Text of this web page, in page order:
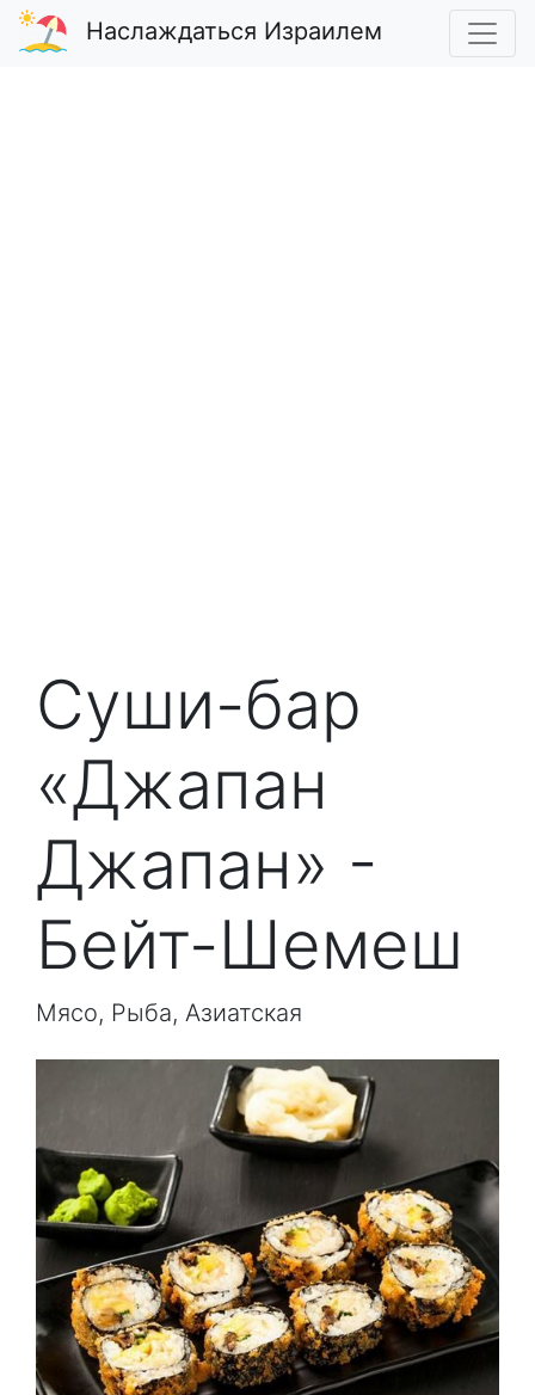
Наслаждаться Израилем
Суши-бар
«Джапан
Джапан» -
Бейт-Шемеш
Мясо, Рыба, Азиатская